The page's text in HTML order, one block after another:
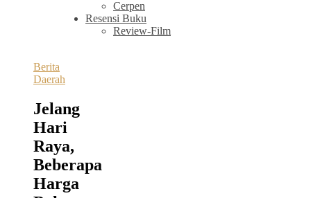
Cerpen
Resensi Buku
Review-Film
Berita
Daerah
Jelang
Hari
Raya,
Beberapa
Harga